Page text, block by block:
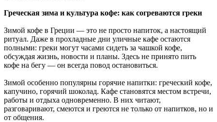
Греческая зима и культура кофе: как согреваются греки
Зимой кофе в Греции — это не просто напиток, а настоящий
ритуал. Даже в прохладные дни уличные кафе остаются
полными: греки могут часами сидеть за чашкой кофе,
обсуждая жизнь, новости и планы. Здесь не принято пить
кофе на бегу — он всегда повод остановиться.
Зимой особенно популярны горячие напитки: греческий кофе,
капучино, горячий шоколад. Кафе становятся местом встречи,
работы и отдыха одновременно. В них читают,
разговаривают, смеются и греются не только от напитков, но и
от общения.